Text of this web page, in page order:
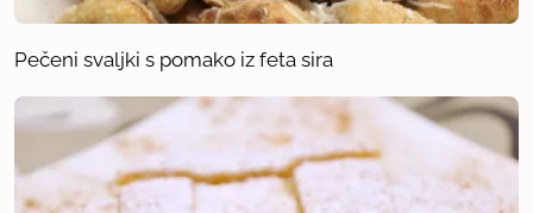
Pečeni svaljki s pomako iz feta sira